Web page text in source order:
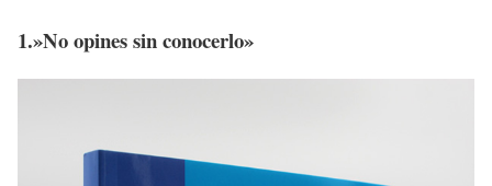
1.»No opines sin conocerlo»